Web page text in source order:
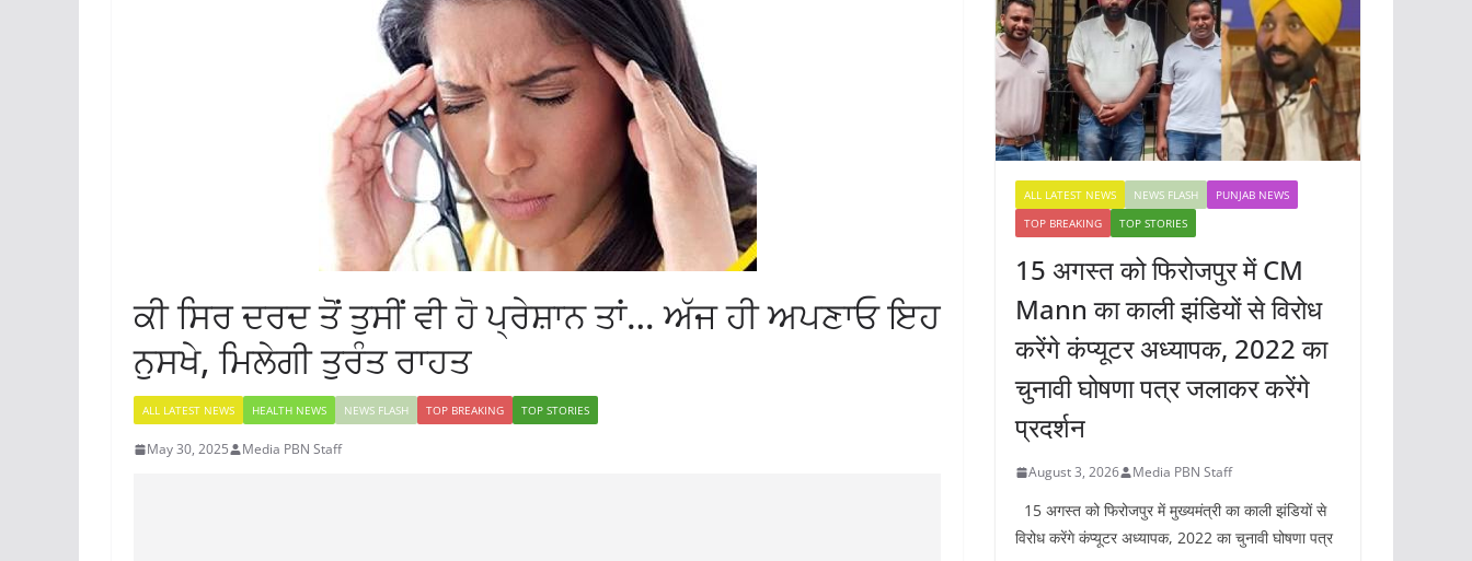
ਕੀ ਸਿਰ ਦਰਦ ਤੋਂ ਤੁਸੀਂ ਵੀ ਹੋ ਪ੍ਰੇਸ਼ਾਨ ਤਾਂ… ਅੱਜ ਹੀ ਅਪਣਾਓ ਇਹ
ਨੁਸਖੇ, ਮਿਲੇਗੀ ਤੁਰੰਤ ਰਾਹਤ
ALL LATEST NEWS HEALTH NEWS NEWS FLASH TOP BREAKING TOP STORIES
May 30, 2025 Media PBN Staff
ALL LATEST NEWS NEWS FLASH
PUNJAB NEWS
TOP BREAKING
TOP STORIES
15 अगस्त को फिरोजपुर में CM
Mann का काली झंडियों से विरोध
करेंगे कंप्यूटर अध्यापक, 2022 का
चुनावी घोषणा पत्र जलाकर करेंगे
प्रदर्शन
August 3, 2026 Media PBN Staff
15 अगस्त को फिरोजपुर में मुख्यमंत्री का काली झंडियों से
विरोध करेंगे कंप्यूटर अध्यापक, 2022 का चुनावी घोषणा पत्र